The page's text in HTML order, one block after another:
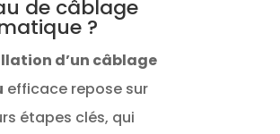
de câblage
?
d’un câblage
efficace repose sur
étapes clés, qui